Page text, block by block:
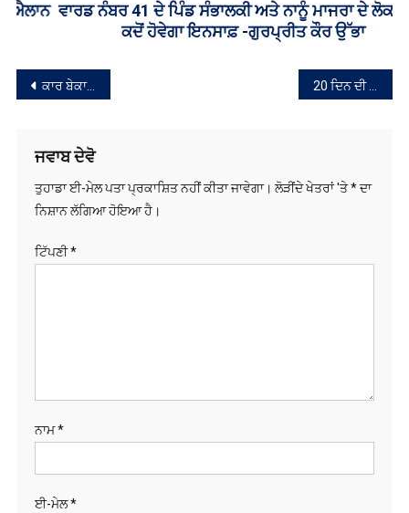
ਵਾਰਡ ਨੰਬਰ 41 ਦੇ ਪਿੰਡ ਸੰਭਾਲਕੀ ਅਤੇ ਨਾਨੂੰ ਮਾਜਰਾ ਦੇ ਲੋਕਾਂ ਨਾਲ
ਕਦੋਂ ਹੋਵੇਗਾ ਇਨਸਾਫ਼ -ਗੁਰਪ੍ਰੀਤ ਕੌਰ ਉੱਭਾ
ਸੰਪਾਦਨਾ
ਕਾਰ ਬੇਕਾਬੂ ਹੋ ਕੇ ਨਹਿਰ ‘ਚ ਜਾ ਡਿੱਗੀ, ਪੰਜ ਲੋਕਾਂ ਦੀ ਮੌਤ 20 ਦਿਨ ਦੀ ਛੁੱਟੀ ‘ਤੇ ਆਏ ਫੌਜੀ ਦੀ ਸੜਕ ਹਾਦਸੇ ਵਿੱਚ ਮੌਤ
ਜਵਾਬ ਦੇਵੋ
ਤੁਹਾਡਾ ਈ-ਮੇਲ ਪਤਾ ਪ੍ਰਕਾਸ਼ਿਤ ਨਹੀਂ ਕੀਤਾ ਜਾਵੇਗਾ। ਲੋੜੀਂਦੇ ਖੇਤਰਾਂ 'ਤੇ*ਦਾ
ਨਿਸ਼ਾਨ ਲੱਗਿਆ ਹੋਇਆ ਹੈ।
ਟਿੱਪਣੀ*
ਨਾਮ*
ਈ-ਮੇਲ*